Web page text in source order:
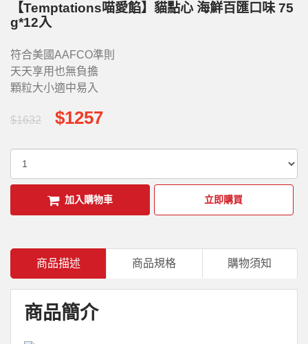
【Temptations喵愛餡】貓點心 海鮮百匯口味 75
g*12入
符合美國AAFCO準則
天天享用也無負擔
顆粒大小適中易入
$1632 $1257
加入購物車 立即購買
商品描述 商品規格 購物須知
商品簡介